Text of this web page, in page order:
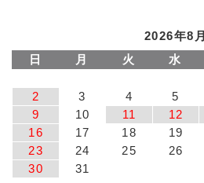
2026年8月
日
月 火 水
2
3 4 5
9
10 11 12
16
17 18 19
23
24 25 26
30
31